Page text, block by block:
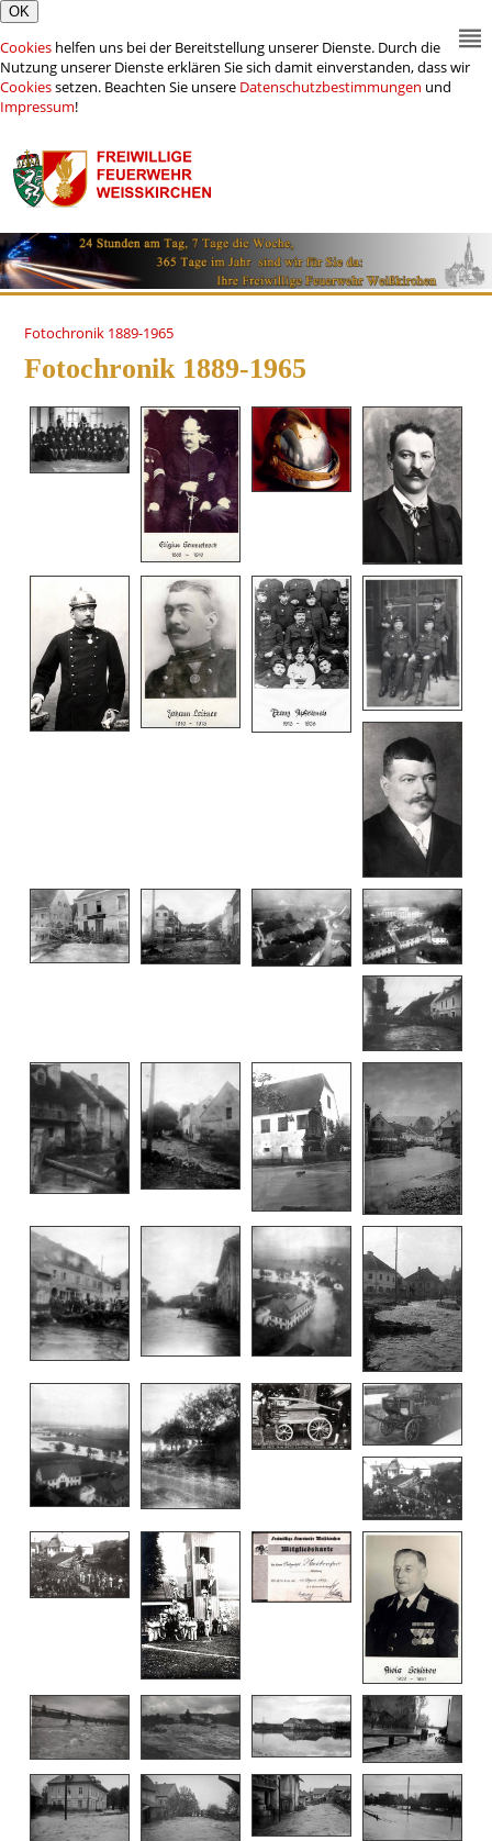
Cookies helfen uns bei der Bereitstellung unserer Dienste. Durch die
Nutzung unserer Dienste erklären Sie sich damit einverstanden, dass wir
Cookiessetzen. Beachten Sie unsere Datenschutzbestimmungen und
Impressum!
Fotochronik 1889-1965
Fotochronik 1889-1965